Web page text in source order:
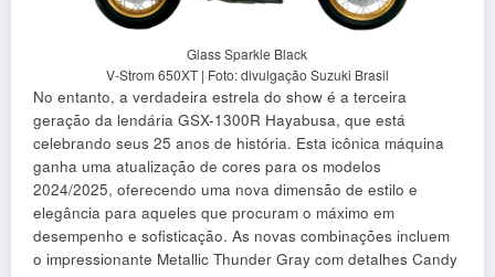
Glass Sparkle Black
V-Strom 650XT | Foto: divulgação Suzuki Brasil
No entanto, a verdadeira estrela do show é a terceira
geração da lendária GSX-1300R Hayabusa, que está
celebrando seus 25 anos de história. Esta icônica máquina
ganha uma atualização de cores para os modelos
2024/2025, oferecendo uma nova dimensão de estilo e
elegância para aqueles que procuram o máximo em
desempenho e sofisticação. As novas combinações incluem
o impressionante Metallic Thunder Gray com detalhes Candy